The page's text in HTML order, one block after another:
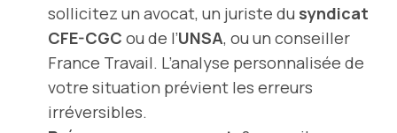
sollicitez un avocat, un juriste du syndicat
CFE-CGC ou de l’UNSA, ou un conseiller
France Travail. L’analyse personnalisée de
votre situation prévient les erreurs
irréversibles.